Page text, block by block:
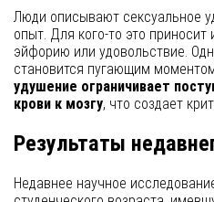
Люди описывают сексуальное
опыт. Для кого-то это
эйфорию или удовольствие.
становится пугающим
удушение ограничивает
крови к мозгу, что создает
Результаты
Недавнее научное